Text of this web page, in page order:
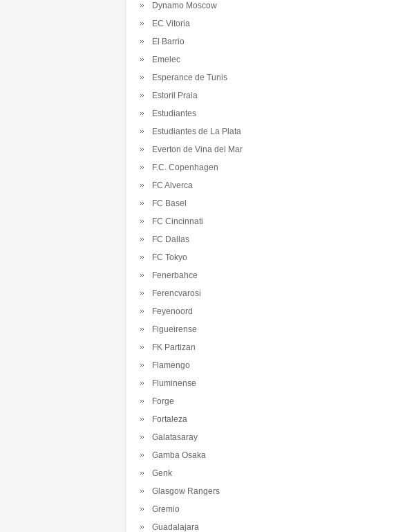
Dynamo Moscow
EC Vitoria
El Barrio
Emelec
Esperance de Tunis
Estoril Praia
Estudiantes
Estudiantes de La Plata
Everton de Vina del Mar
F.C. Copenhagen
FC Alverca
FC Basel
FC Cincinnati
FC Dallas
FC Tokyo
Fenerbahce
Ferencvarosi
Feyenoord
Figueirense
FK Partizan
Flamengo
Fluminense
Forge
Fortaleza
Galatasaray
Gamba Osaka
Genk
Glasgow Rangers
Gremio
Guadalajara